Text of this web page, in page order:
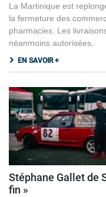
La Martinique est
la fermeture des
pharmacies. Les
néanmoins autorisées.
EN SAVOIR +
Stéphane Gallet de
fin »